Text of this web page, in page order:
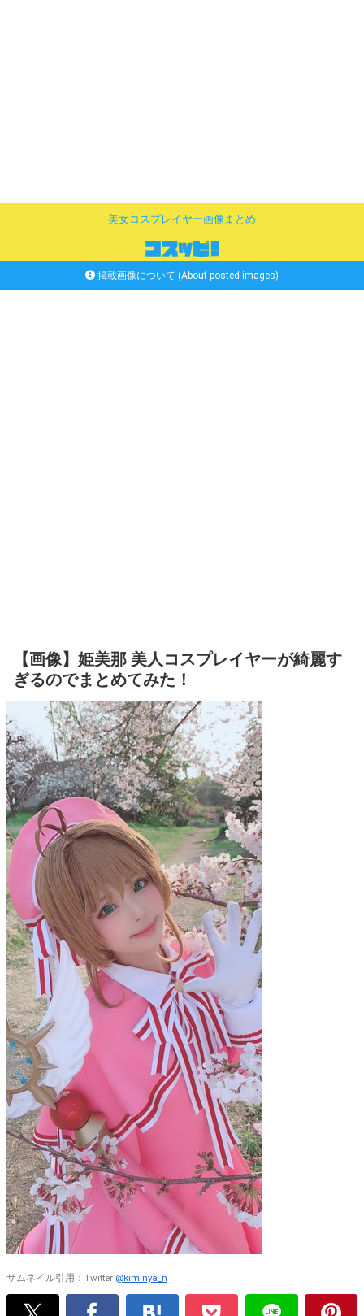
美女コスプレイヤー画像まとめ
掲載画像について (About posted images)
【画像】姫美那 美人コスプレイヤーが綺麗す
ぎるのでまとめてみた！
サムネイル引用：Twitter @kiminya_n